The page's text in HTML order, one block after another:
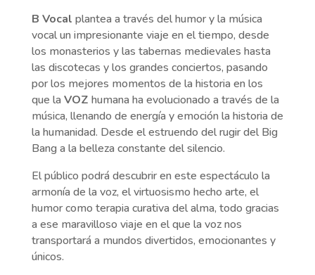
B Vocal plantea a través del humor y la música
vocal un impresionante viaje en el tiempo, desde
los monasterios y las tabernas medievales hasta
las discotecas y los grandes conciertos, pasando
por los mejores momentos de la historia en los
que la VOZ humana ha evolucionado a través de la
música, llenando de energía y emoción la historia de
la humanidad. Desde el estruendo del rugir del Big
Bang a la belleza constante del silencio.
El público podrá descubrir en este espectáculo la
armonía de la voz, el virtuosismo hecho arte, el
humor como terapia curativa del alma, todo gracias
a ese maravilloso viaje en el que la voz nos
transportará a mundos divertidos, emocionantes y
únicos.